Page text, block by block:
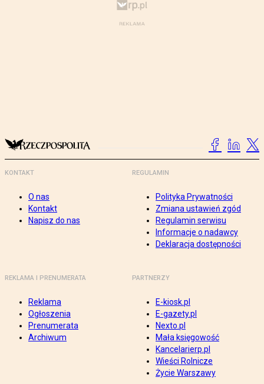
KONTAKT
O nas
Kontakt
Napisz do nas
REGULAMIN
Polityka Prywatności
Zmiana ustawień zgód
Regulamin serwisu
Informacje o nadawcy
Deklaracja dostępności
REKLAMA I PRENUMERATA
Reklama
Ogłoszenia
Prenumerata
Archiwum
PARTNERZY
E-kiosk.pl
E-gazety.pl
Nexto.pl
Mała księgowość
Kancelarierp.pl
Wieści Rolnicze
Życie Warszawy